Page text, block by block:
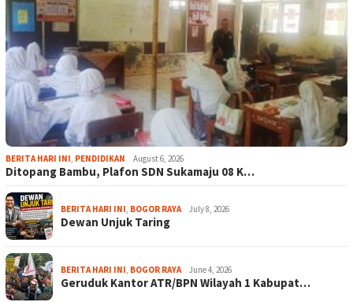
BERITA HARI INI, PENDIDIKAN August 6, 2026
Ditopang Bambu, Plafon SDN Sukamaju 08 K…
BERITA HARI INI, BOGOR RAYA July 8, 2026
Dewan Unjuk Taring
BERITA HARI INI, BOGOR RAYA June 4, 2026
Geruduk Kantor ATR/BPN Wilayah 1 Kabupat…